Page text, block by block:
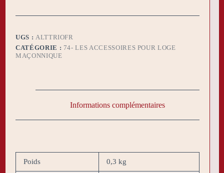
UGS : ALTTRIOFR
CATÉGORIE : 74- LES ACCESSOIRES POUR LOGE
MAÇONNIQUE
Informations complémentaires
Poids 0,3 kg